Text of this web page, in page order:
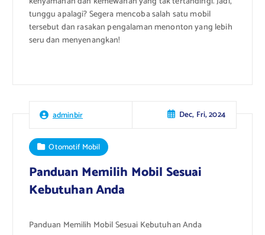
tunggu apalagi? Segera mencoba salah satu mobil
tersebut dan rasakan pengalaman menonton yang lebih
seru dan menyenangkan!
adminbir Dec, Fri, 2024
Otomotif Mobil
Panduan Memilih Mobil Sesuai
Kebutuhan Anda
Panduan Memilih Mobil Sesuai Kebutuhan Anda